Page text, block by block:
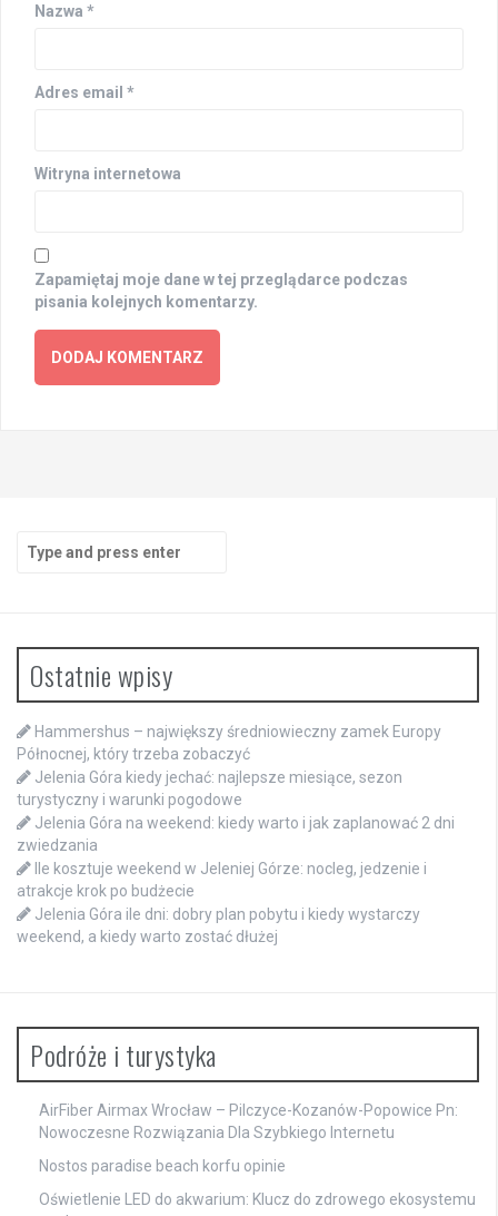
Nazwa *
Adres email *
Witryna internetowa
Zapamiętaj moje dane w tej przeglądarce podczas
pisania kolejnych komentarzy.
for:
Ostatnie wpisy
Hammershus – największy średniowieczny zamek Europy
Północnej, który trzeba zobaczyć
Jelenia Góra kiedy jechać: najlepsze miesiące, sezon
turystyczny i warunki pogodowe
Jelenia Góra na weekend: kiedy warto i jak zaplanować 2 dni
zwiedzania
Ile kosztuje weekend w Jeleniej Górze: nocleg, jedzenie i
atrakcje krok po budżecie
Jelenia Góra ile dni: dobry plan pobytu i kiedy wystarczy
weekend, a kiedy warto zostać dłużej
Podróże i turystyka
AirFiber Airmax Wrocław – Pilczyce-Kozanów-Popowice Pn:
Nowoczesne Rozwiązania Dla Szybkiego Internetu
Nostos paradise beach korfu opinie
Oświetlenie LED do akwarium: Klucz do zdrowego ekosystemu